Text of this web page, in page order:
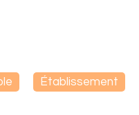
Établissement